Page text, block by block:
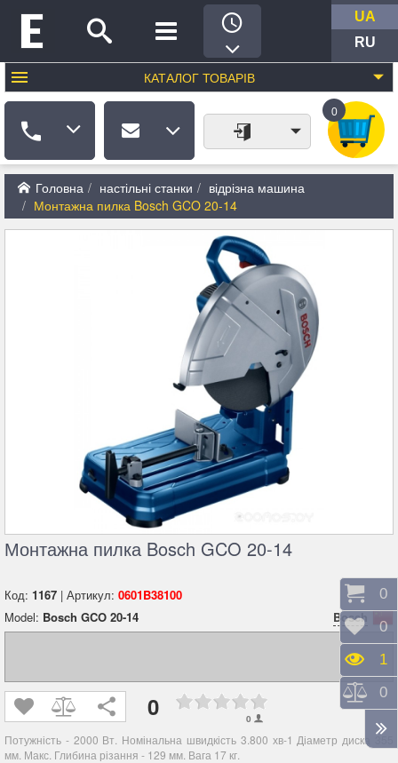
UA
RU
КАТАЛОГ ТОВАРІВ
0
Головна настільні станки
відрізна машина
Монтажна пилка Bosch GCO 20-14
Монтажна пилка Bosch GCO 20-14
Код: 1167 | Артикул: 0601B38100
Model: Bosch GCO 20-14 Bosch
0 0
Потужність - 2000 Вт. Номінальна швидкість 3.800 хв-1 Діаметр диска 355
мм. Макс. Глибина різання - 129 мм. Вага 17 кг.
0
0
1
0